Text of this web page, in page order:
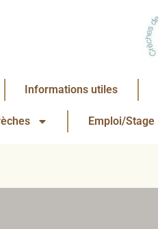
Informations utiles
Emploi/Stage